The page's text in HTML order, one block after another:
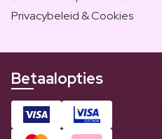
Privacybeleid & Cookies
Betaalopties